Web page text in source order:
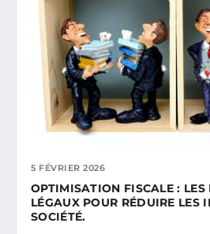
5 FÉVRIER 2026
OPTIMISATION FISCALE : LES
LÉGAUX POUR RÉDUIRE LES
SOCIÉTÉ.